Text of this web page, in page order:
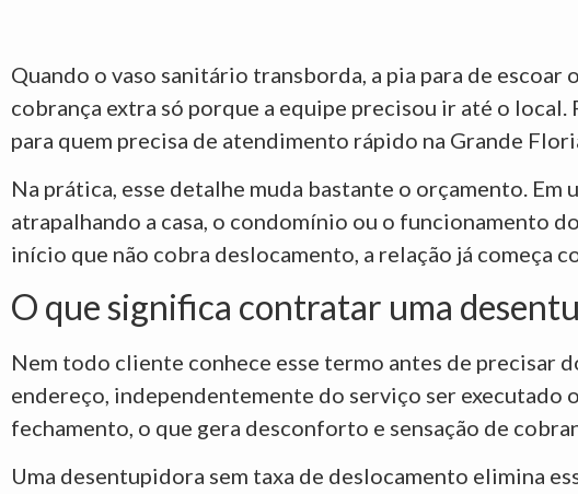
Quando o vaso sanitário transborda, a pia para de
cobrança extra só porque a equipe precisou ir até o
para quem precisa de atendimento rápido na Grande
Na prática, esse detalhe muda bastante o orçamento.
atrapalhando a casa, o condomínio ou o funcionamento
início que não cobra deslocamento, a relação já começa
O que significa contratar uma
Nem todo cliente conhece esse termo antes de precisar
endereço, independentemente do serviço ser executado
fechamento, o que gera desconforto e sensação de
Uma desentupidora sem taxa de deslocamento elimina